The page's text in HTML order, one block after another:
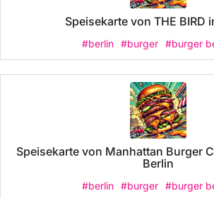
Speisekarte von THE BIRD
#berlin #burger #burger
Speisekarte von Manhattan Burger
Berlin
#berlin #burger #burger